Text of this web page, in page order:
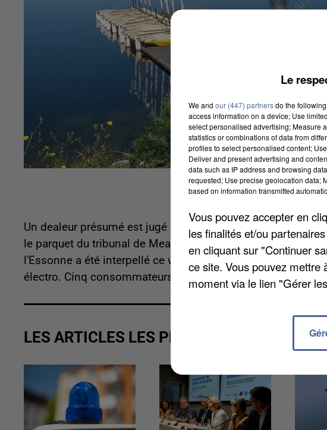
Un dealeur présumé est jugé aujourd'hui en comparution
le parquet du tribunal de Meaux. D'après le Parisien ce
l'Essonne a été interpellé ce week-end à l'île de loisirs de
électro. Cinq consommateurs de cocaïne ont par ailleurs
LES ARTICLES LES PLUS VUS
Le
We and our (447) partnersdo the
access information on a device; Use
select personalised advertising; Measure
statistics or combinations of data from
profiles to select personalised content;
Deliver and present advertising and
data such as IP address and browsing
requested; Use precise geolocation data;
based on information transmitted
Vous pouvez accepter en
les finalités et/ou
en cliquant sur "Continuer
ce site. Vous pouvez mettre
moment via le lien "Gérer